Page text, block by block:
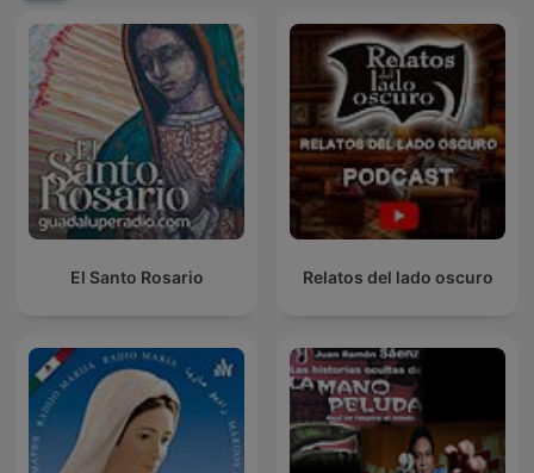
El Santo Rosario Relatos del lado oscuro